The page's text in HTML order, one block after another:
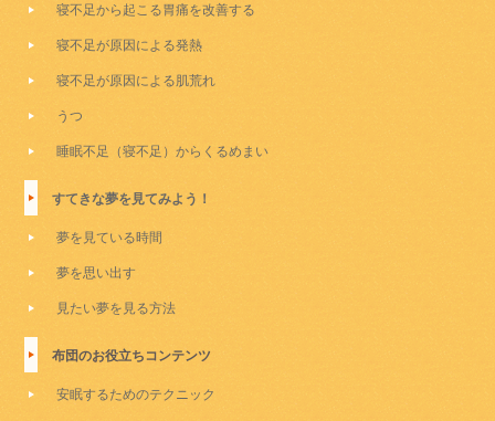
寝不足から起こる胃痛を改善する
寝不足が原因による発熱
寝不足が原因による肌荒れ
うつ
睡眠不足（寝不足）からくるめまい
すてきな夢を見てみよう！
夢を見ている時間
夢を思い出す
見たい夢を見る方法
布団のお役立ちコンテンツ
安眠するためのテクニック